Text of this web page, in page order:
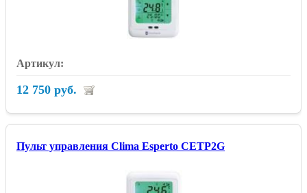
12 750 руб.
Пульт управления Clima Esperto CETP2G